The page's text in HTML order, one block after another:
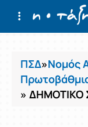
Μαθήματα
ΠΣΔ»Νομός
» ΔΗΜΟΤΙΚΟ